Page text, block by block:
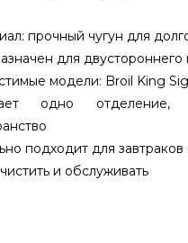
прочный чугун для
для двустороннего
модели: Broil King
одно отделение,
подходит для завтраков
и обслуживать